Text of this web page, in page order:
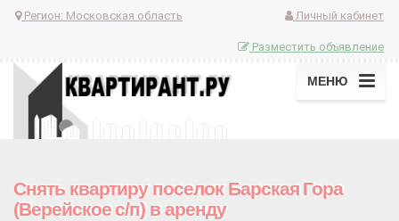
Регион: Московская область Личный кабинет
Разместить объявление
МЕНЮ
Снять квартиру поселок Барская Гора
(Верейское с/п) в аренду